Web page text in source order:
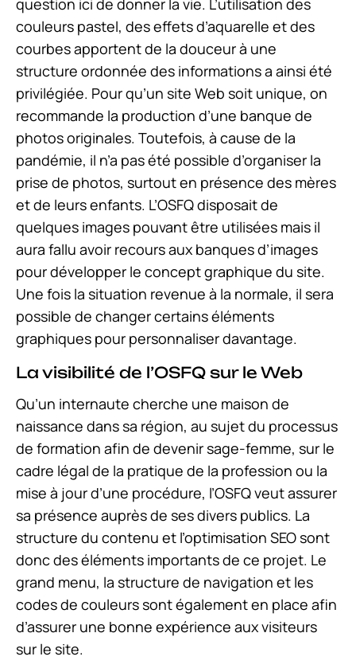
question ici de donner la vie. L’utilisation des
couleurs pastel, des effets d’aquarelle et des
courbes apportent de la douceur à une
structure ordonnée des informations a ainsi été
privilégiée. Pour qu’un site Web soit unique, on
recommande la production d’une banque de
photos originales. Toutefois, à cause de la
pandémie, il n’a pas été possible d’organiser la
prise de photos, surtout en présence des mères
et de leurs enfants. L’OSFQ disposait de
quelques images pouvant être utilisées mais il
aura fallu avoir recours aux banques d’images
pour développer le concept graphique du site.
Une fois la situation revenue à la normale, il sera
possible de changer certains éléments
graphiques pour personnaliser davantage.
La visibilité de l’OSFQ sur le Web
Qu’un internaute cherche une maison de
naissance dans sa région, au sujet du processus
de formation afin de devenir sage-femme, sur le
cadre légal de la pratique de la profession ou la
mise à jour d’une procédure, l’OSFQ veut assurer
sa présence auprès de ses divers publics. La
structure du contenu et l’optimisation SEO sont
donc des éléments importants de ce projet. Le
grand menu, la structure de navigation et les
codes de couleurs sont également en place afin
d’assurer une bonne expérience aux visiteurs
sur le site.